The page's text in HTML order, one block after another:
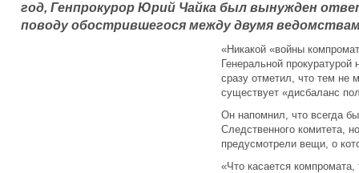
год, Генпрокурор Юрий Чайка был вынужден
поводу обострившегося между двумя
«Никакой «войны
Генеральной
сразу отметил, что тем не
существует «дисбаланс
Он напомнил, что всегда
Следственного комитета,
предусмотрели вещи, о
«Что касается